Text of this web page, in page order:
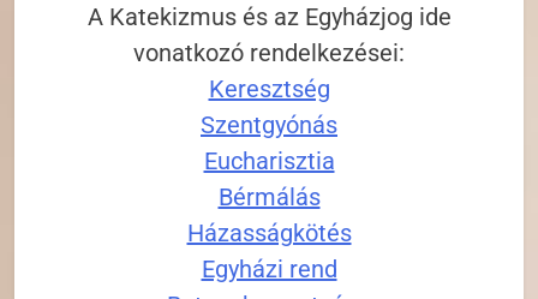
A Katekizmus és az Egyházjog ide
vonatkozó rendelkezései:
Keresztség
Szentgyónás
Eucharisztia
Bérmálás
Házasságkötés
Egyházi rend